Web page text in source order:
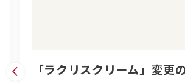
「ラクリスクリーム」変更